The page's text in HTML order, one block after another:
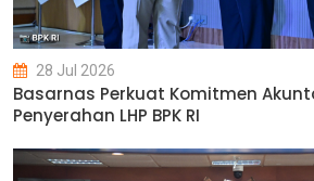
28 Jul 2026
Basarnas Perkuat Komitmen
Penyerahan LHP BPK RI